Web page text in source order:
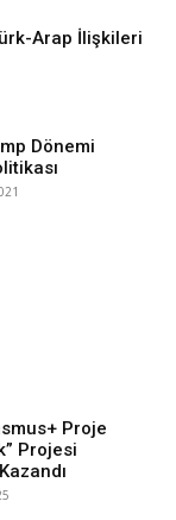
Arap İlişkileri
Dönemi
Proje
Projesi